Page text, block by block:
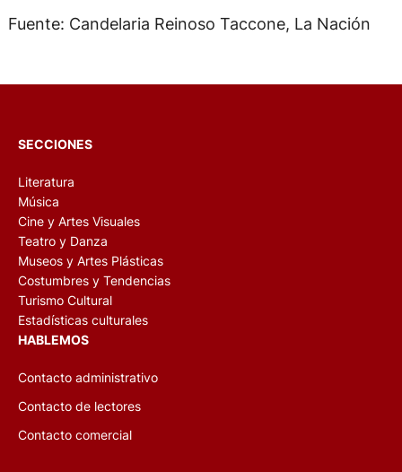
Fuente: Candelaria Reinoso Taccone, La Nación
SECCIONES
Literatura
Música
Cine y Artes Visuales
Teatro y Danza
Museos y Artes Plásticas
Costumbres y Tendencias
Turismo Cultural
Estadísticas culturales
HABLEMOS
Contacto administrativo
Contacto de lectores
Contacto comercial